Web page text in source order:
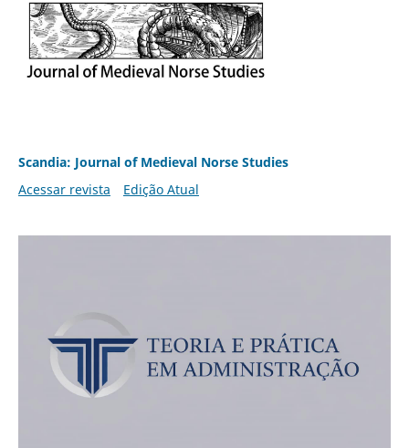
Scandia: Journal of Medieval Norse Studies
Acessar revista
Edição Atual